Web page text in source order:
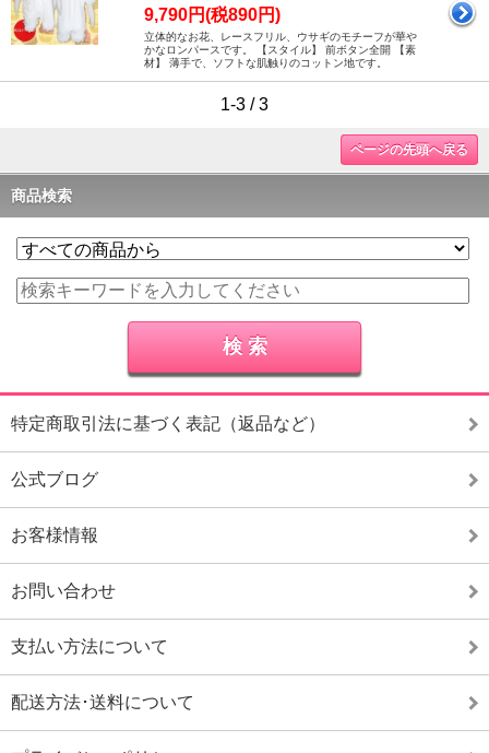
9,790円(税890円)
立体的なお花、レースフリル、ウサギのモチーフが華や
かなロンパースです。 【スタイル】 前ボタン全開 【素
材】 薄手で、ソフトな肌触りのコットン地です。
1-3 / 3
ページの先頭へ戻る
商品検索
特定商取引法に基づく表記（返品など）
公式ブログ
お客様情報
お問い合わせ
支払い方法について
配送方法･送料について